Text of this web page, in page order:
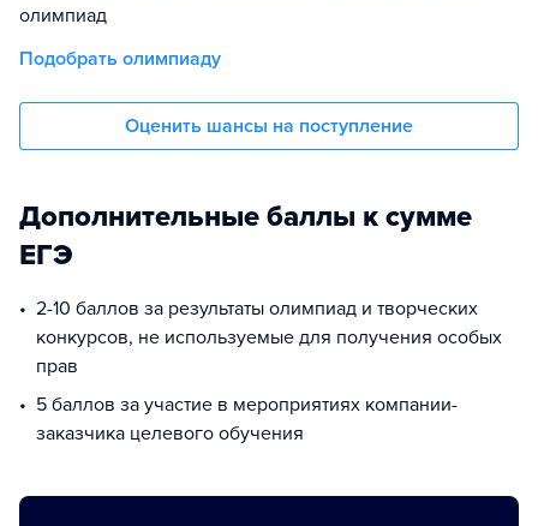
олимпиад
Подобрать олимпиаду
Оценить шансы на поступление
Дополнительные баллы к сумме
ЕГЭ
2-10 баллов за результаты олимпиад и творческих
конкурсов, не используемые для получения особых
прав
5 баллов за участие в мероприятиях компании-
заказчика целевого обучения